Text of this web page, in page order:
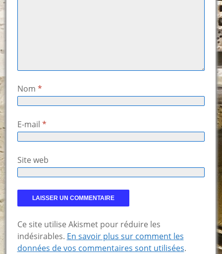
Nom *
E-mail *
Site web
Ce site utilise Akismet pour réduire les
indésirables. En savoir plus sur comment les
données de vos commentaires sont utilisées.